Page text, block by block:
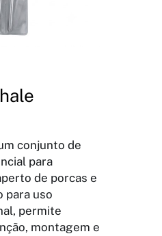
conjunto de
para
de porcas e
para uso
permite
montagem e